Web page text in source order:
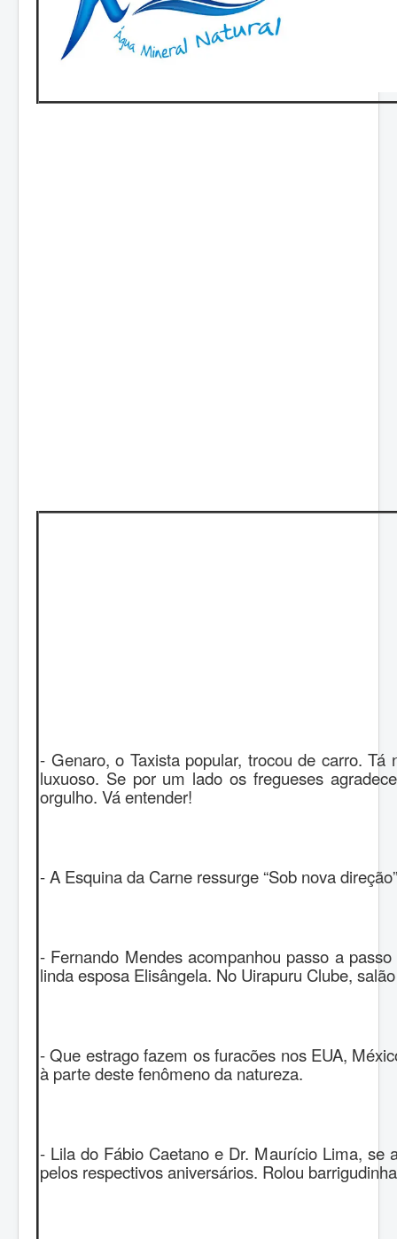
- Genaro, o Taxista popular, trocou de carro.
luxuoso. Se por um lado os fregueses
orgulho. Vá entender!
- A Esquina da Carne ressurge “Sob nova
- Fernando Mendes acompanhou passo a
linda esposa Elisângela. No Uirapuru Clube,
- Que estrago fazem os furacões nos EUA,
à parte deste fenômeno da natureza.
- Lila do Fábio Caetano e Dr. Maurício Lima, se
pelos respectivos aniversários. Rolou